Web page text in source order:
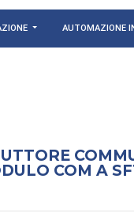
AUTOMAZIONE
COM A